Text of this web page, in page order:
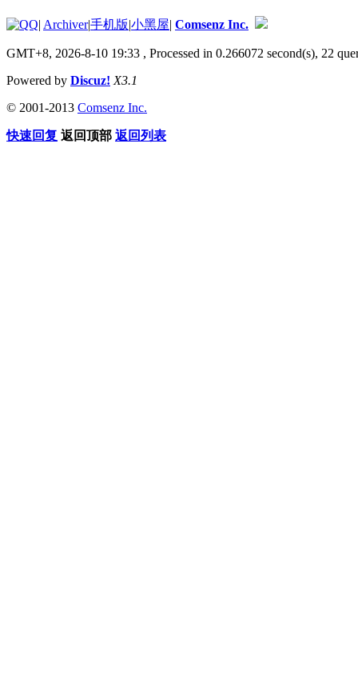
| Archiver|手机版|小黑屋| Comsenz Inc.
GMT+8, 2026-8-10 19:33 , Processed in 0.266072 second(s), 22
Powered by Discuz! X3.1
© 2001-2013 Comsenz Inc.
快速回复 返回顶部 返回列表